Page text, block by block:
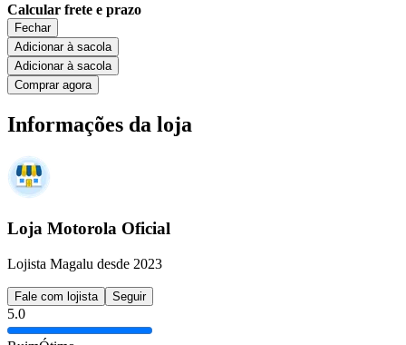
Calcular frete e prazo
Fechar
Adicionar à sacola
Adicionar à sacola
Comprar agora
Informações da loja
Loja Motorola Oficial
Lojista Magalu desde 2023
Fale com lojista Seguir
5.0